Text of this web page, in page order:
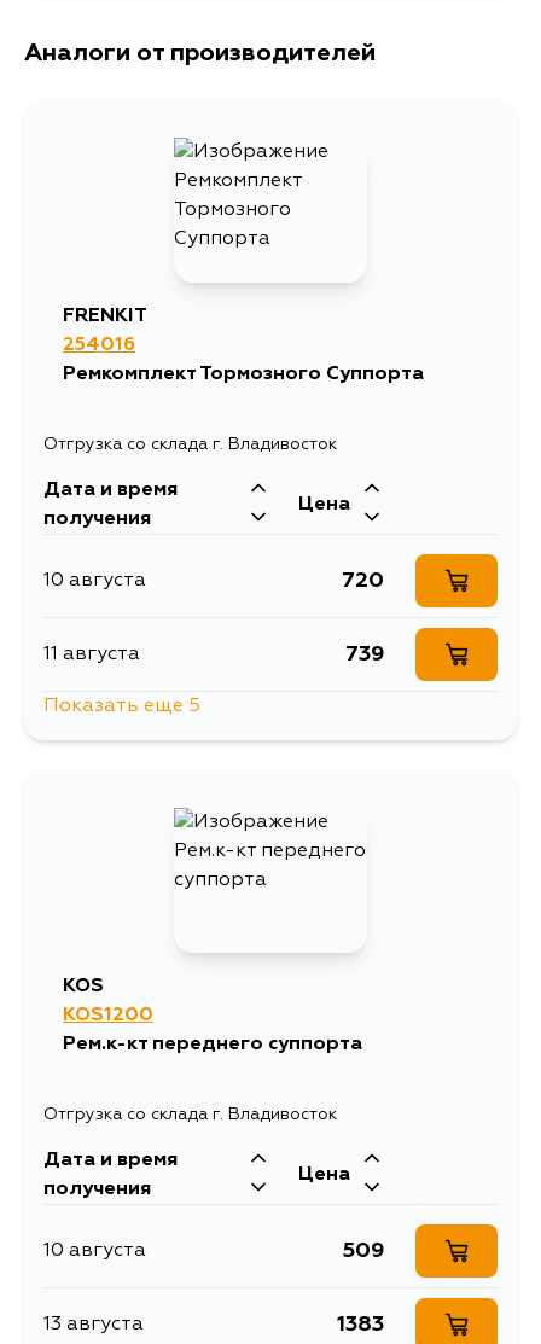
Аналоги от производителей
FRENKIT
254016
Ремкомплект Тормозного Суппорта
Отгрузка со склада г. Владивосток
Дата и время
получения
Цена
10 августа 720
11 августа 739
627
5 сентября
Показать еще 5
KOS
KOS1200
Рем.к-кт переднего суппорта
Отгрузка со склада г. Владивосток
Дата и время
получения
Цена
10 августа 509
13 августа 1383